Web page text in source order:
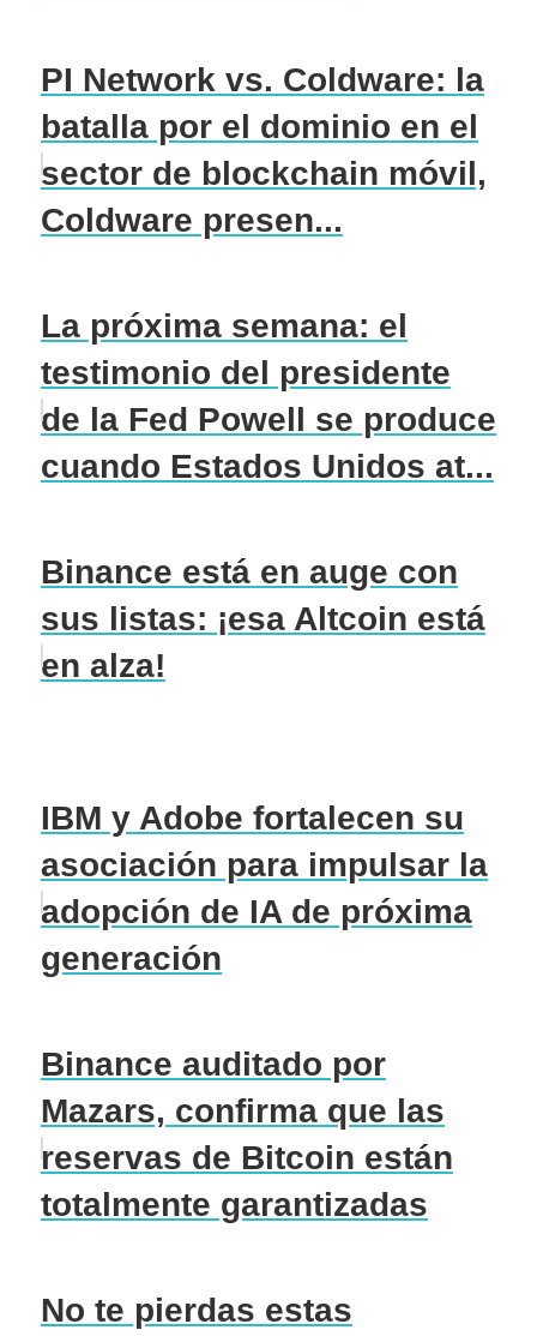
PI Network vs. Coldware: la
batalla por el dominio en el
sector de blockchain móvil,
Coldware presen...
La próxima semana: el
testimonio del presidente
de la Fed Powell se produce
cuando Estados Unidos at...
Binance está en auge con
sus listas: ¡esa Altcoin está
en alza!
IBM y Adobe fortalecen su
asociación para impulsar la
adopción de IA de próxima
generación
Binance auditado por
Mazars, confirma que las
reservas de Bitcoin están
totalmente garantizadas
No te pierdas estas